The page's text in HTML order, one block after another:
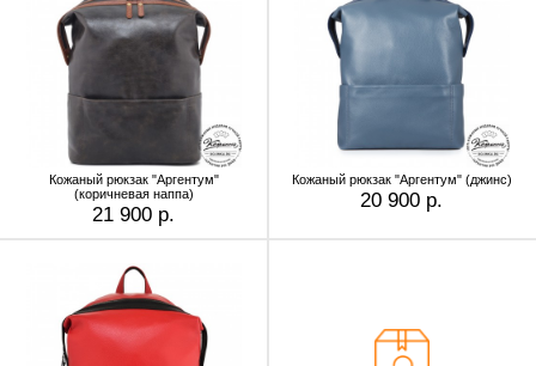
Кожаный рюкзак "Аргентум"
(коричневая наппа)
21 900 р.
Кожаный рюкзак "Аргентум" (джинс)
20 900 р.